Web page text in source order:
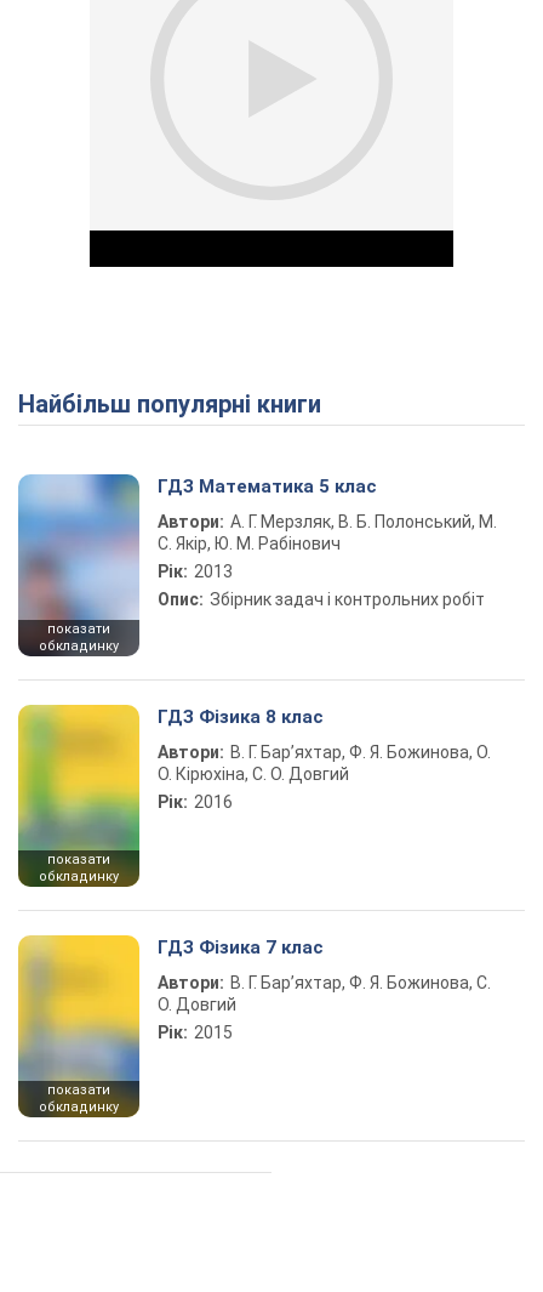
Play Video
Найбільш популярні книги
показати
обкладинку
ГДЗ Математика 5 клас
Автори: А. Г. Мерзляк, В. Б. Полонський, М.
С. Якір, Ю. М. Рабінович
Рік: 2013
Опис: Збірник задач і контрольних робіт
показати
обкладинку
ГДЗ Фізика 8 клас
Автори: В. Г. Бар’яхтар, Ф. Я. Божинова, О.
О. Кірюхіна, С. О. Довгий
Рік: 2016
показати
обкладинку
ГДЗ Фізика 7 клас
Автори: В. Г. Бар’яхтар, Ф. Я. Божинова, С.
О. Довгий
Рік: 2015